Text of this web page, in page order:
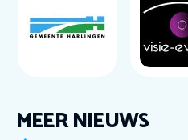
MEER NIEUWS